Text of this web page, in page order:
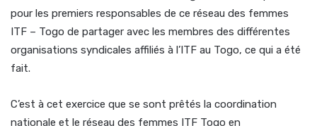
pour les premiers responsables de ce réseau des femmes
ITF – Togo de partager avec les membres des différentes
organisations syndicales affiliés à l’ITF au Togo, ce qui a été
fait.
C’est à cet exercice que se sont prêtés la coordination
nationale et le réseau des femmes ITF Togo en